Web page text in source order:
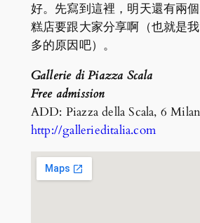
好。先寫到這裡，明天還有兩個
糕店要跟大家分享啊（也就是
多的原因吧）。
Gallerie di Piazza Scala
Free admission
ADD: Piazza della Scala, 6
http://gallerieditalia.com‎